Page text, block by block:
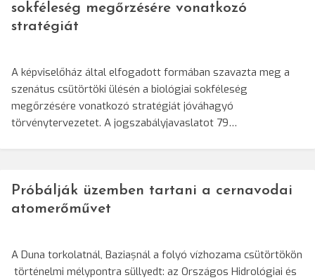
sokféleség megőrzésére vonatkozó
stratégiát
A képviselőház által elfogadott formában szavazta meg a
szenátus csütörtöki ülésén a biológiai sokféleség
megőrzésére vonatkozó stratégiát jóváhagyó
törvénytervezetet. A jogszabályjavaslatot 79…
Próbálják üzemben tartani a cernavodai
atomerőművet
A Duna torkolatnál, Baziașnál a folyó vízhozama csütörtökön
történelmi mélypontra süllyedt: az Országos Hidrológiai és